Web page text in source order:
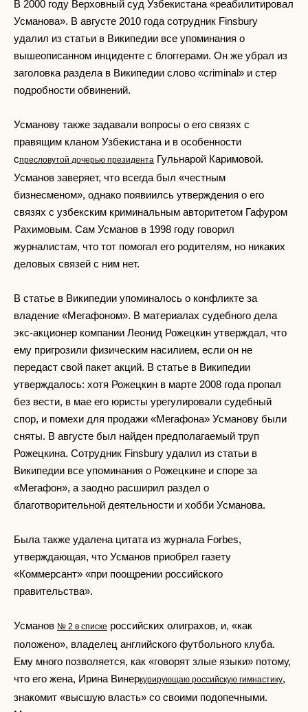
В 2000 году Верховный суд Узбекистана «реабилитировал
Усманова». В августе 2010 года сотрудник Finsbury
удалил из статьи в Википедии все упоминания о
вышеописанном инциденте с блоггерами. Он же убрал из
заголовка раздела в Википедии слово «criminal» и стер
подробности обвинений.
Усманову также задавали вопросы о его связях с
правящим кланом Узбекистана и в особенности
спресловутой дочерью президента Гульнарой Каримовой.
Усманов заверяет, что всегда был «честным
бизнесменом», однако появиилсь утверждения о его
связях с узбекским криминальным авторитетом Гафуром
Рахимовым. Сам Усманов в 1998 году говорил
журналистам, что тот помогал его родителям, но никаких
деловых связей с ним нет.
В статье в Википедии упоминалось о конфликте за
владение «Мегафоном». В материалах судебного дела
экс-акционер компании Леонид Рожецкин утверждал, что
ему пригрозили физическим насилием, если он не
передаст свой пакет акций. В статье в Википедии
утверждалось: хотя Рожецкин в марте 2008 года пропал
без вести, в мае его юристы урегулировали судебный
спор, и помехи для продажи «Мегафона» Усманову были
сняты. В августе был найден предполагаемый труп
Рожецкина. Сотрудник Finsbury удалил из статьи в
Википедии все упоминания о Рожецкине и споре за
«Мегафон», а заодно расширил раздел о
благотворительной деятельности и хобби Усманова.
Была также удалена цитата из журнала Forbes,
утверждающая, что Усманов приобрел газету
«Коммерсант» «при поощрении российского
правительства».
Усманов № 2 в списке российских олиграхов, и, «как
положено», владелец английского футбольного клуба.
Ему много позволяется, как «говорят злые языки» потому,
что его жена, Ирина Винеркурирующаю российскую гимнастику,
знакомит «высшую власть» со своими подопечными.